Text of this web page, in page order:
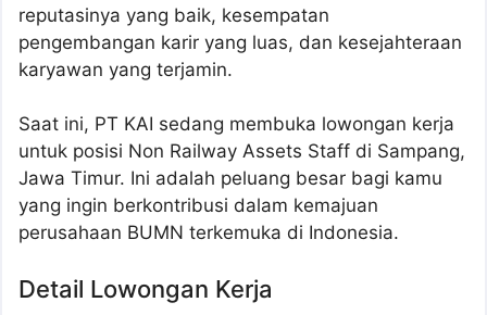
reputasinya yang baik, kesempatan
pengembangan karir yang luas, dan kesejahteraan
karyawan yang terjamin.
Saat ini, PT KAI sedang membuka lowongan kerja
untuk posisi Non Railway Assets Staff di Sampang,
Jawa Timur. Ini adalah peluang besar bagi kamu
yang ingin berkontribusi dalam kemajuan
perusahaan BUMN terkemuka di Indonesia.
Detail Lowongan Kerja